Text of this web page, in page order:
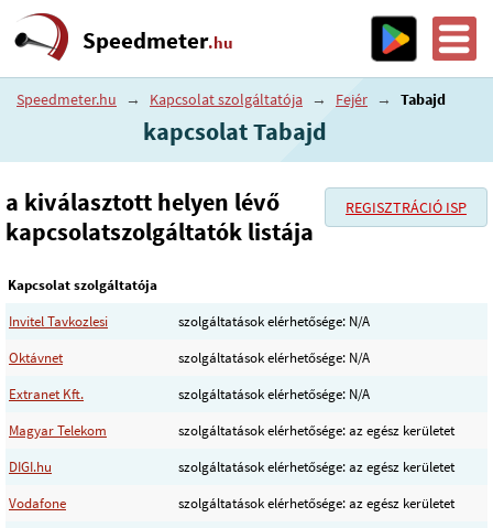
Speedmeter.hu
Speedmeter.hu → Kapcsolat szolgáltatója → Fejér → Tabajd
kapcsolat Tabajd
REGISZTRÁCIÓ ISP
a kiválasztott helyen lévő
kapcsolatszolgáltatók listája
Kapcsolat szolgáltatója
Invitel Tavkozlesi
szolgáltatások elérhetősége: N/A
Oktávnet
szolgáltatások elérhetősége: N/A
Extranet Kft.
szolgáltatások elérhetősége: N/A
Magyar Telekom
szolgáltatások elérhetősége: az egész kerületet
DIGI.hu
szolgáltatások elérhetősége: az egész kerületet
Vodafone
szolgáltatások elérhetősége: az egész kerületet